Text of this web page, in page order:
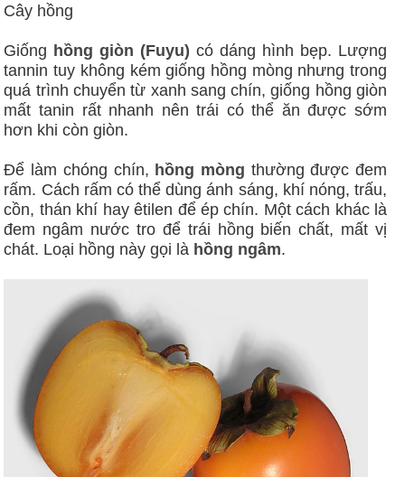
Cây hồng
Giống hồng giòn (Fuyu) có dáng hình bẹp. Lượng
tannin tuy không kém giống hồng mòng nhưng trong
quá trình chuyển từ xanh sang chín, giống hồng giòn
mất tanin rất nhanh nên trái có thể ăn được sớm
hơn khi còn giòn.
Để làm chóng chín, hồng mòng thường được đem
rấm. Cách rấm có thể dùng ánh sáng, khí nóng, trấu,
cồn, thán khí hay êtilen để ép chín. Một cách khác là
đem ngâm nước tro để trái hồng biến chất, mất vị
chát. Loại hồng này gọi là hồng ngâm.